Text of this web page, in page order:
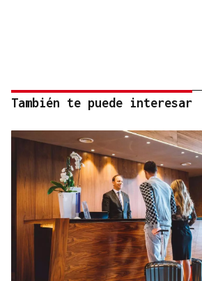
También te puede interesar